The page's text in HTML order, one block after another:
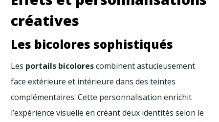
créatives
Les bicolores sophistiqués
Les portails bicolorescombinent astucieusement
face extérieure et intérieure dans des teintes
complémentaires. Cette personnalisation enrichit
l’expérience visuelle en créant deux identités selon le